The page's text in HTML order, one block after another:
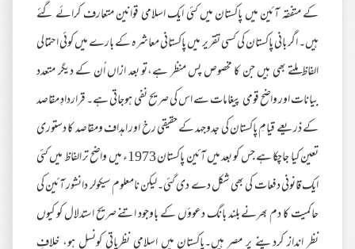
کے متفقہ آئین میں پاکستان میں کئی ایک اسلامی قوانین متعارف کرائے گئے
ہیں۔ اگر بانی پاکستان کی کسی تقریر میں پاکستانی معاشرہ کے بارے میں کوئی احتمالی
الفاظ ملتے بھی ہیں جن کا مخصوص پس منظر ہے،تو بعد ازاں اُن کے دیگر متعدد
بیانات اور واضح قومی پیغامات سے اس کی صریح نفی ہوجاتی ہے۔ قراردادِ مقاصد
کے ذریعے قیامِ پاکستان کی جدوجہد کے حقیقی رخ اور اہداف ومقاصد کا دستوری
تعین کیا جاچکا ہے جس کو بعد میں آئین پاکستان 1973ء میں واضح تر الفاظ میں کئی
ایک قانونی دفعات کی بھی شکل دے دی گئی۔لیکن نامعلوم سیکولر دانشور آئین کی
حاکمیت کا دم بھرنے بلند بانگ دعوؤں کے باوجود اتنے صریح استدلال کو کیوں
نظر انداز کردینے پر مصر ہیں۔پاکستان میں اسلامی نظریاتی کونسل ہو، خلافِ